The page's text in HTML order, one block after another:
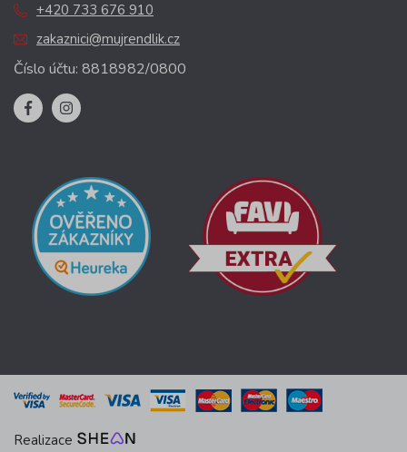
+420 733 676 910
zakaznici@mujrendlik.cz
Číslo účtu: 8818982/0800
Realizace